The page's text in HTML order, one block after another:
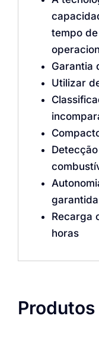
tempo
Garantia
Utilizar
Recarga
horas